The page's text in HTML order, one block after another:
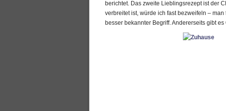
berichtet. Das zweite Lieblingsrezept ist der
verbreitet ist, würde ich fast bezweifeln –
besser bekannter Begriff. Andererseits gibt